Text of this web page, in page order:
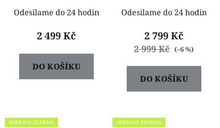
Odesilame do 24 hodin
2 499 Kč
DO KOŠÍKU
Odesilame do 24 hodin
2 799 Kč
2 999 Kč (–6 %)
DO KOŠÍKU
DOPRAVA ZDARMA DOPRAVA ZDARMA